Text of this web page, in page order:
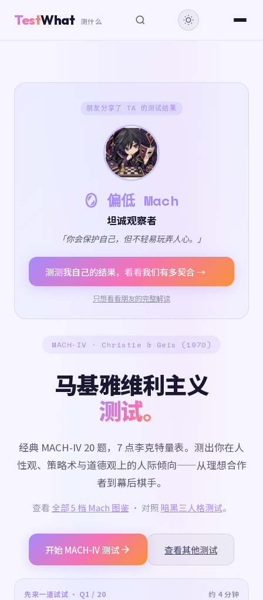
TestWhat 测什么
朋友分享了 TA 的测试结果
🪞 偏低 Mach
坦诚观察者
「你会保护自己，但不轻易玩弄人心。」
测测我自己的结果，看看我们有多契合 →
只想看看朋友的完整解读
MACH-IV · Christie & Geis (1970)
马基雅维利主义
测试。
经典 MACH-IV 20 题，7 点李克特量表。测出你在人
性观、策略术与道德观上的人际倾向——从理想合作
者到幕后棋手。
查看 全部 5 档 Mach 图鉴 · 对照 暗黑三人格测试。
开始 MACH-IV 测试 查看其他测试
先来一道试试 · Q1 / 20 约 4 分钟